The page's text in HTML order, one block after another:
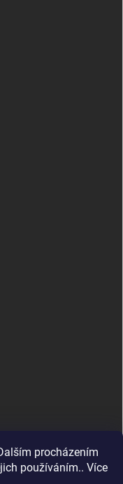
procházením
používáním.. Více